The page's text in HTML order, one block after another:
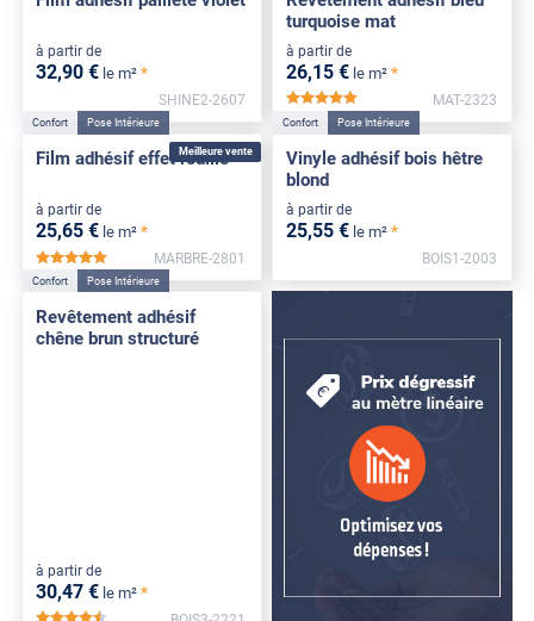
à partir de
32,90 € le m² *
SHINE2-2607
turquoise mat
à partir de
26,15 € le m² *
MAT-2323
Meilleure vente
Confort Pose Intérieure
Film adhésif effet rouille
à partir de
25,65 € le m² *
*****
MARBRE-2801
Confort Pose Intérieure
Vinyle adhésif bois hêtre
blond
à partir de
25,55 € le m² *
BOIS1-2003
Confort Pose Intérieure
Revêtement adhésif
chêne brun structuré
à partir de
30,47 € le m² *